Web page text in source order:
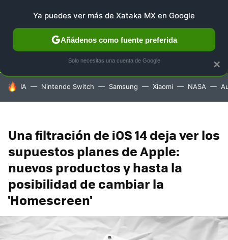
SELECCIÓN GAMING HOME AUTO TERRITORIO
HOY SE HABLA DE
IA Nintendo Switch Samsung Xiaomi NASA
Una filtración de iOS 14 deja ver los
supuestos planes de Apple:
nuevos productos y hasta la
posibilidad de cambiar la
'Homescreen'
×
Ya puedes ver más de Xataka MX en Google
Añádenos como fuente preferida
Solo necesitas una cuenta de Google